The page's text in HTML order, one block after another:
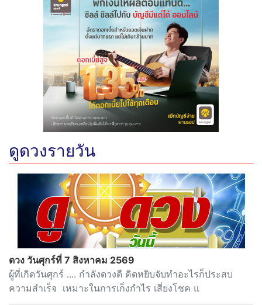
ดูดวงรายวัน
ดวง วันศุกร์ที่ 7 สิงหาคม 2569
ผู้ที่เกิดวันศุกร์ .... กำลังดวงดี คิดหยิบจับทำอะไรก็ประสบ
ความสำเร็จ เหมาะในการเก็งกำไร เสี่ยงโชค แ